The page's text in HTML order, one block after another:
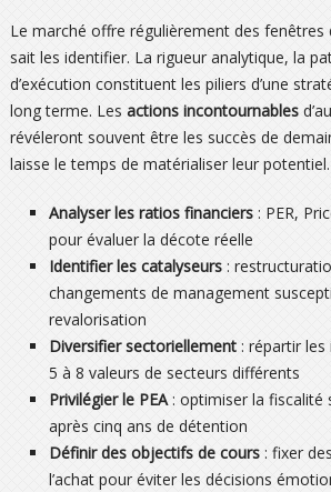
Le marché offre régulièrement des fenêtres
sait les identifier. La rigueur analytique, la
d’exécution constituent les piliers d’une
long terme. Les actions incontournables
révéleront souvent être les succès de
laisse le temps de matérialiser leur potentiel.
Analyser les ratios financiers: PER,
pour évaluer la décote réelle
Identifier les catalyseurs:
changements de management
revalorisation
Diversifier sectoriellement: répartir les
5 à 8 valeurs de secteurs différents
Privilégier le PEA: optimiser la fiscalité
après cinq ans de détention
Définir des objectifs de cours: fixer
l’achat pour éviter les décisions